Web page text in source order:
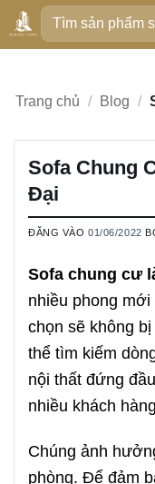
qua
Tìm
kiếm:
Trang chủ / Blog /
Sofa Chung
Đại
ĐĂNG VÀO01/06/2022
Sofa chung cư
nhiều phong
chọn sẽ không
thể tìm kiếm
nội thất đứng
nhiều khách
Chúng ảnh
phòng. Để đảm